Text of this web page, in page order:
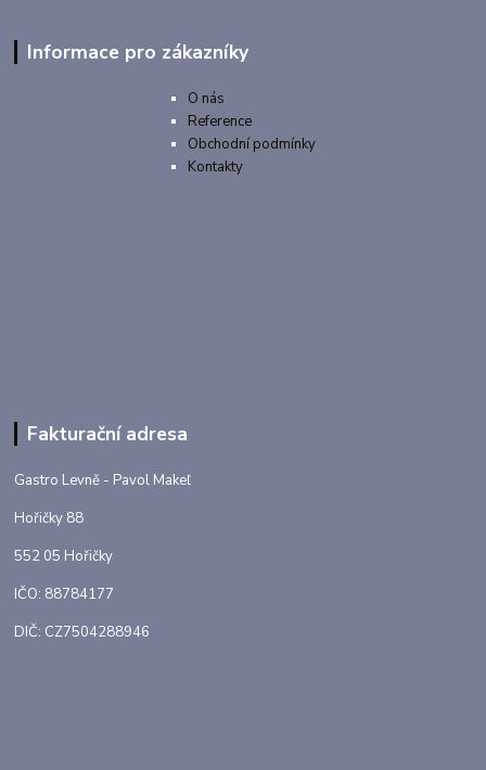
Informace pro zákazníky
O nás
Reference
Obchodní podmínky
Kontakty
Fakturační adresa
Gastro Levně - Pavol Makeľ
Hořičky 88
552 05 Hořičky
IČO: 88784177
DIČ: CZ7504288946